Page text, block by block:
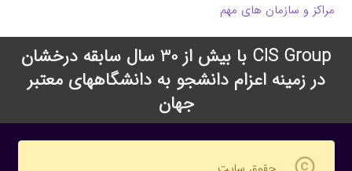
مراکز و سازمان های مهم
CIS Group با بیش از 30 سال سابقه درخشان
در زمینه اعزام دانشجو به دانشگاههای معتبر
جهان
copyright